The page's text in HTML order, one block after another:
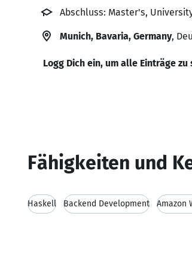
Abschluss: Master's,
Munich, Bavaria, Germany,
Logg Dich ein, um alle Einträge zu
Fähigkeiten und
Haskell Backend Development Amazon